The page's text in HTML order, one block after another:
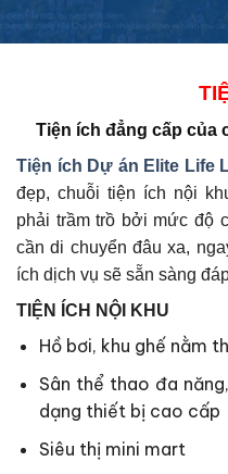
Tiện ích đẳng cấp của
Tiện ích Dự án Elite Life
đẹp, chuỗi tiện ích nội
phải trầm trồ bởi mức độ
cần di chuyển đâu xa,
ích dịch vụ sẽ sẵn sàng
TIỆN ÍCH NỘI KHU
Hồ bơi, khu ghế nằm
Sân thể thao đa
dạng thiết bị cao cấp
Siêu thị mini mart